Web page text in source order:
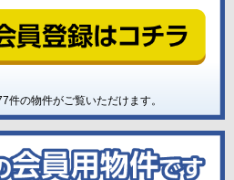
件の物件がご覧いただけます。